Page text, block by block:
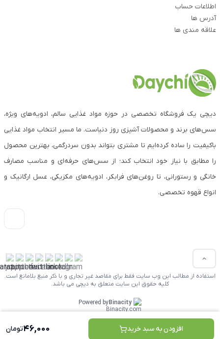
افزودن به سبد خرید 46,000تومان
اطلاعات حساب
آدرس ها
علاقه مندی ها
دیچی یک فروشگاه تخصصی در حوزه مواد غذایی سالم، ادویه‌های ویژه،
سس‌های برند و محصولات آشپزی روز دنیاست. ما مسیر انتخاب مواد غذایی
باکیفیت را ساده کرده‌ایم تا مشتری بتواند بدون سردرگمی، بهترین محصول
را مطابق با نیاز خود انتخاب کند؛ از سس‌های حرفه‌ای و مناسب مصارف
خانگی و رستورانی، تا روغن‌های فرابکر، ادویه‌های مکزیکی، عسل ارگانیک و
انواع قهوه تخصصی.
استفاده از مطالب این وب سایت فقط برای مقاصد غیر تجاری و با ذکر منبع بلامانع است.
کلیه حقوق این سایت متعلق به دیچی می باشد.
Powered byBinacity